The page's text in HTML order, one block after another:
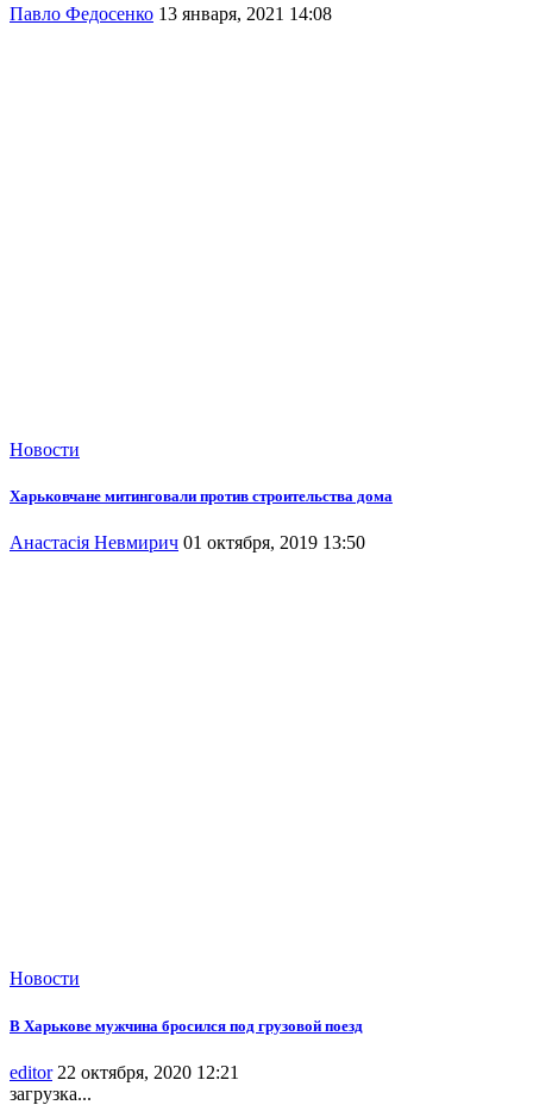
Павло Федосенко 13 января, 2021 14:08
Новости
Харьковчане митинговали против строительства дома
Анастасія Невмирич 01 октября, 2019 13:50
Новости
В Харькове мужчина бросился под грузовой поезд
editor 22 октября, 2020 12:21
загрузка...